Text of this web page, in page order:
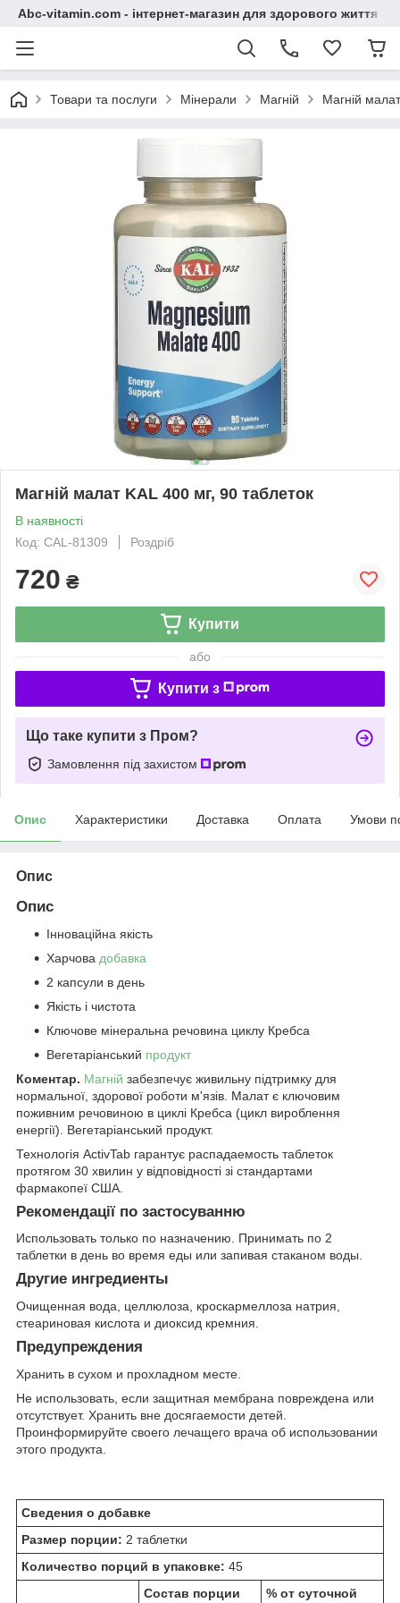
Abc-vitamin.com - інтернет-магазин для здорового життя
Товари та послуги Мінерали Магній Магній
Магній малат KAL 400 мг, 90 таблеток
В наявності
Код: CAL-81309
Роздріб
720 ₴
Купити
або
Купити з
Що таке купити з Пром?
Замовлення під захистом
Опис Характеристики Доставка Оплата Умови
Опис
Опис
Інноваційна якість
Харчова добавка
2 капсули в день
Якість і чистота
Ключове мінеральна речовина циклу Кребса
Вегетаріанський продукт
Коментар. Магній забезпечує живильну підтримку для
нормальної, здорової роботи м'язів. Малат є ключовим
поживним речовиною в циклі Кребса (цикл вироблення
енергії). Вегетаріанський продукт.
Технологія ActivTab гарантує распадаемость таблеток
протягом 30 хвилин у відповідності зі стандартами
фармакопеї США.
Рекомендації по застосуванню
Использовать только по назначению. Принимать по 2
таблетки в день во время еды или запивая стаканом воды.
Другие ингредиенты
Очищенная вода, целлюлоза, кроскармеллоза натрия,
стеариновая кислота и диоксид кремния.
Предупреждения
Хранить в сухом и прохладном месте.
Не использовать, если защитная мембрана повреждена или
отсутствует. Хранить вне досягаемости детей.
Проинформируйте своего лечащего врача об использовании
этого продукта.
Сведения о добавке
Размер порции: 2 таблетки
Количество порций в упаковке: 45
Состав порции
% от суточной